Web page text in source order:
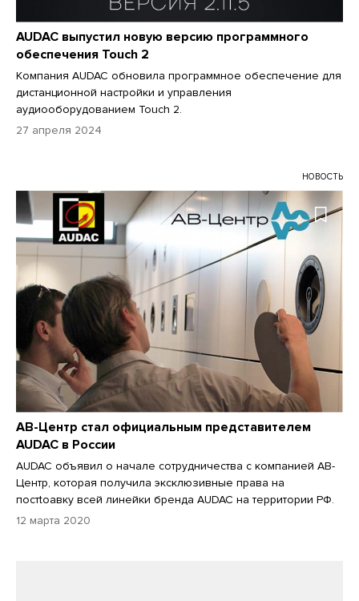
AUDAC выпустил новую версию программного
обеспечения Touch 2
Компания AUDAC обновила программное обеспечение для
дистанционной настройки и управления
аудиооборудованием Touch 2.
27 апреля 2024
НОВОСТЬ
АВ-Центр стал официальным представителем
AUDAC в России
AUDAC объявил о начале сотрудничества с компанией АВ-
Центр, которая получила эксклюзивные права на
постtoавку всей линейки бренда AUDAC на территории РФ.
12 марта 2020